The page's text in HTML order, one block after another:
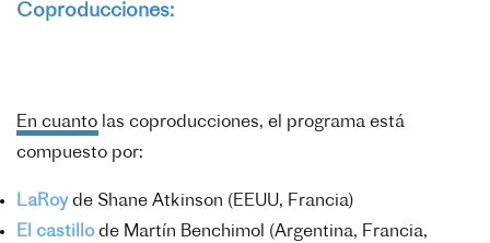
Coproducciones:
En cuanto las coproducciones, el programa está
compuesto por:
LaRoyde Shane Atkinson (EEUU, Francia)
El castillode Martín Benchimol (Argentina, Francia,